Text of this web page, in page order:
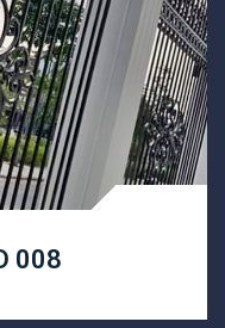
008